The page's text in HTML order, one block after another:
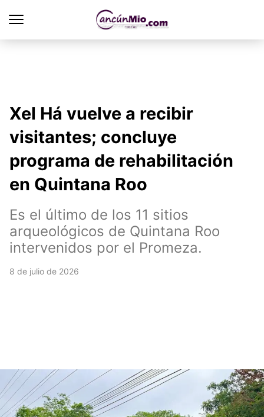
Xel Há vuelve a recibir
visitantes; concluye
programa de rehabilitación
en Quintana Roo
Es el último de los 11 sitios
arqueológicos de Quintana Roo
intervenidos por el Promeza.
8 de julio de 2026